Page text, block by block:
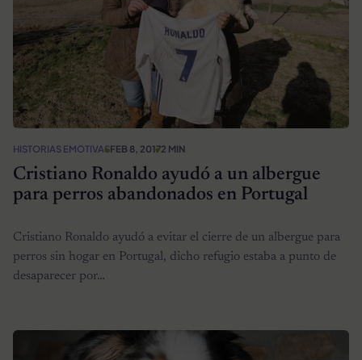
HISTORIAS EMOTIVASFEB 8, 20172 MIN
Cristiano Ronaldo ayudó a un albergue
para perros abandonados en Portugal
Cristiano Ronaldo ayudó a evitar el cierre de un albergue para
perros sin hogar en Portugal, dicho refugio estaba a punto de
desaparecer por…